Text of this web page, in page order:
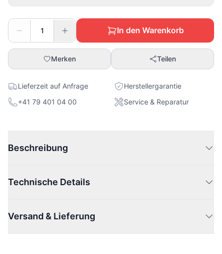
In den Warenkorb
Merken Teilen
Lieferzeit auf Anfrage
Herstellergarantie
+41 79 401 04 00
Service & Reparatur
Beschreibung
Technische Details
Versand & Lieferung